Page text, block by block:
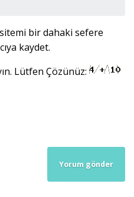
sitemi bir dahaki sefere
kaydet.
Lütfen Çözünüz: